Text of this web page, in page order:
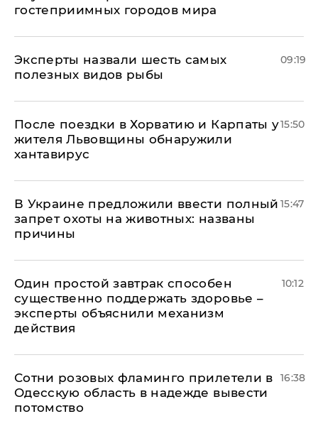
гостеприимных городов мира
Эксперты назвали шесть самых
полезных видов рыбы
09:19
После поездки в Хорватию и Карпаты у
жителя Львовщины обнаружили
хантавирус
15:50
В Украине предложили ввести полный
запрет охоты на животных: названы
причины
15:47
Один простой завтрак способен
существенно поддержать здоровье –
эксперты объяснили механизм
действия
10:12
Сотни розовых фламинго прилетели в
Одесскую область в надежде вывести
потомство
16:38